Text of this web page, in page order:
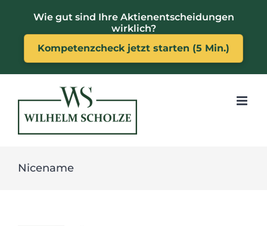
springen
Wie gut sind Ihre Aktienentscheidungen
wirklich?
Kompetenzcheck jetzt starten (5 Min.)
Nicename